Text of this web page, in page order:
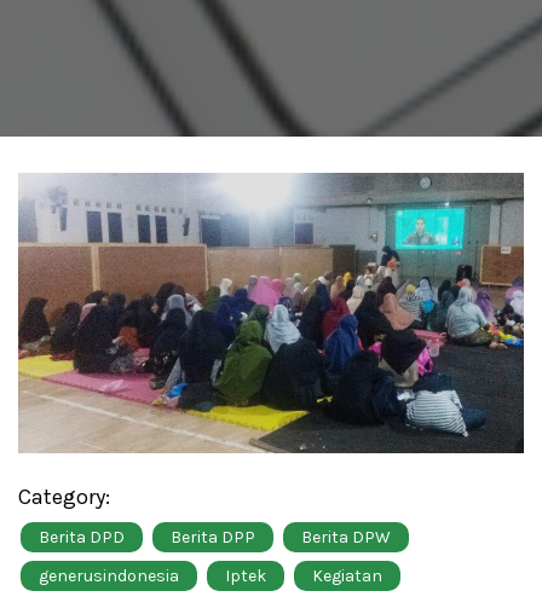
Category:
Berita DPD Berita DPP
Berita DPW
generusindonesia
Iptek Kegiatan